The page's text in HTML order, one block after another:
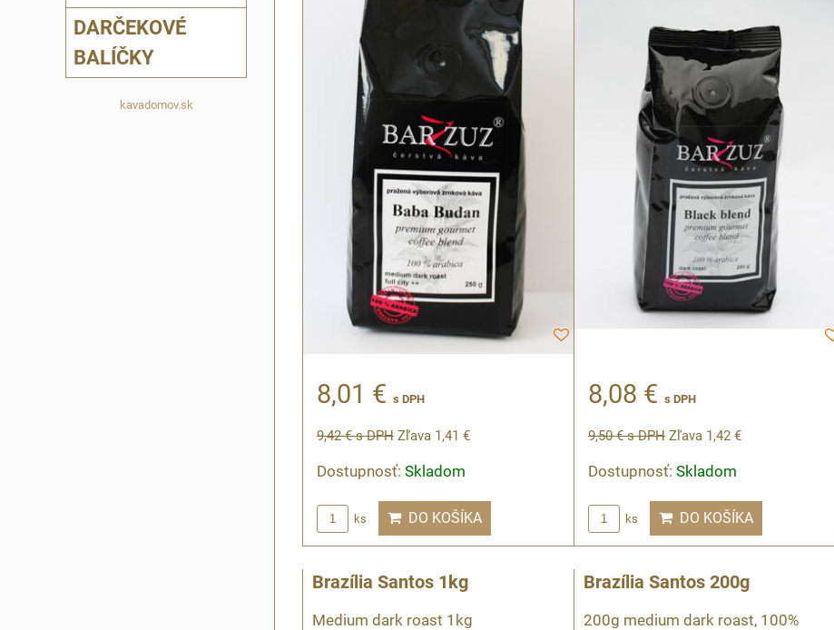
8,01 € s DPH
9,42 €s DPH Zľava 1,41 €
Dostupnosť: Skladom
ks DO KOŠÍKA
8,08 € s DPH
9,50 €s DPH Zľava 1,42 €
Dostupnosť: Skladom
ks DO KOŠÍKA
Brazília Santos 1kg
Medium dark roast 1kg
Brazília Santos 200g
200g medium dark roast, 100%
DARČEKOVÉ
BALÍČKY
kavadomov.sk